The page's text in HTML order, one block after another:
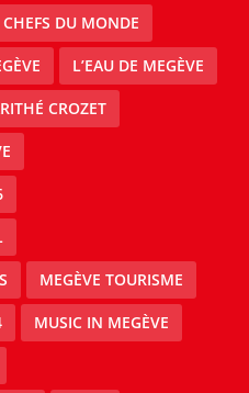
DU MONDE
L’EAU DE MEGÈVE
CROZET
MEGÈVE TOURISME
MUSIC IN MEGÈVE